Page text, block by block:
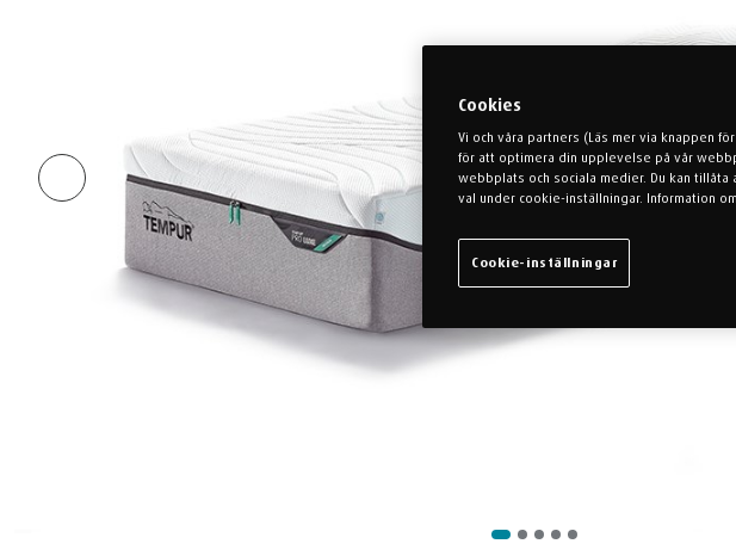
Cookies
Vi och våra partners (Läs mer via knappen
för att optimera din upplevelse på vår
webbplats och sociala medier. Du kan
val under cookie-inställningar. Information om
Cookie-inställningar